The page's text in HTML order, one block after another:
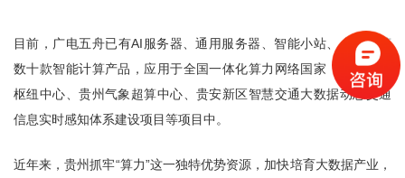
目前，广电五舟已有AI服务器、通用服务器、智能小站、台式机等
数十款智能计算产品，应用于全国一体化算力网络国家（贵州）主
枢纽中心、贵州气象超算中心、贵安新区智慧交通大数据动态交通
信息实时感知体系建设项目等项目中。
近年来，贵州抓牢“算力”这一独特优势资源，加快培育大数据产业，